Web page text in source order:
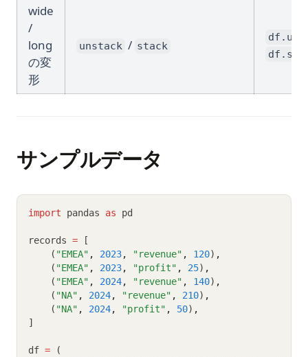
wide
/
long
の変
形
unstack / stack
サンプルデータ
import pandas as pd
records = [
    (
"EMEA" , 2023, "revenue" , 120) ,
    (
"EMEA" , 2023, "profit" , 25) ,
    (
"EMEA" , 2024, "revenue" , 140) ,
    (
"NA" , 2024, "revenue" , 210) ,
    (
"NA" , 2024, "profit" , 50) ,
]
df = (